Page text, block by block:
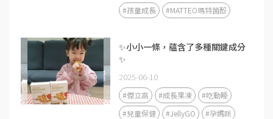
#孩童成長
#MATTEO瑪特菌酚
✨小小一條，蘊含了多種關鍵成分
✨
2025-06-10
#傑立高 #成長果凍
#吃動睡
#兒童保健
#JellyGO
#孕媽咪